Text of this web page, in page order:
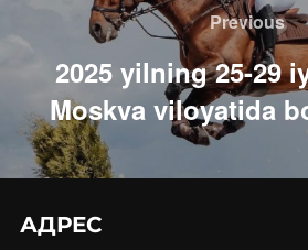
записям
Previous
2025 yilning 25-29
Moskva viloyatida
АДРЕС